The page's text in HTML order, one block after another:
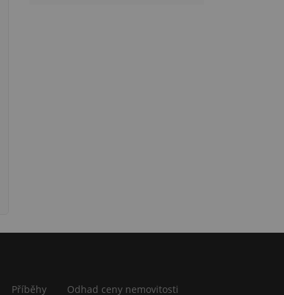
Příběhy Odhad ceny nemovitosti